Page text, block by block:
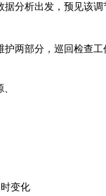
分析出发，预见该调
两部分，巡回检查工
变化